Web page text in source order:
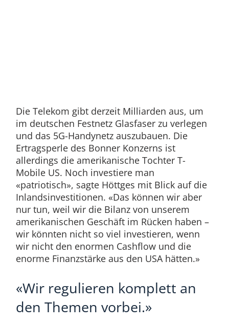
Die Telekom gibt derzeit Milliarden aus, um
im deutschen Festnetz Glasfaser zu verlegen
und das 5G-Handynetz auszubauen. Die
Ertragsperle des Bonner Konzerns ist
allerdings die amerikanische Tochter T-
Mobile US. Noch investiere man
«patriotisch», sagte Höttges mit Blick auf die
Inlandsinvestitionen. «Das können wir aber
nur tun, weil wir die Bilanz von unserem
amerikanischen Geschäft im Rücken haben –
wir könnten nicht so viel investieren, wenn
wir nicht den enormen Cashflow und die
enorme Finanzstärke aus den USA hätten.»
«Wir regulieren komplett an
den Themen vorbei.»